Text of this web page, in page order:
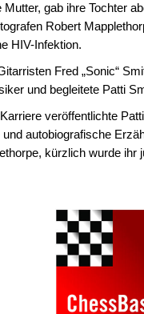
gab ihre Tochter
Robert
HIV-Infektion.
Fred „Sonic“
und begleitete Patti
veröffentlichte
autobiografische
kürzlich wurde ihr